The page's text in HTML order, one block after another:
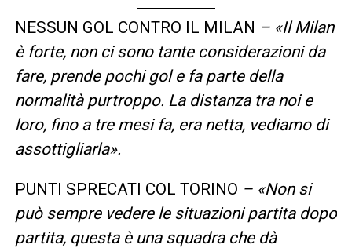
NESSUN GOL CONTRO IL MILAN – «Il Milan
è forte, non ci sono tante considerazioni da
fare, prende pochi gol e fa parte della
normalità purtroppo. La distanza tra noi e
loro, fino a tre mesi fa, era netta, vediamo di
assottigliarla».
PUNTI SPRECATI COL TORINO – «Non si
può sempre vedere le situazioni partita dopo
partita, questa è una squadra che dà